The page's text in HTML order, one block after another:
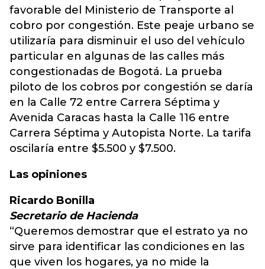
favorable del Ministerio de Transporte al
cobro por congestión. Este peaje urbano se
utilizaría para disminuir el uso del vehículo
particular en algunas de las calles más
congestionadas de Bogotá. La prueba
piloto de los cobros por congestión se daría
en la Calle 72 entre Carrera Séptima y
Avenida Caracas hasta la Calle 116 entre
Carrera Séptima y Autopista Norte. La tarifa
oscilaría entre $5.500 y $7.500.
Las opiniones
Ricardo Bonilla
Secretario de Hacienda
“Queremos demostrar que el estrato ya no
sirve para identificar las condiciones en las
que viven los hogares, ya no mide la